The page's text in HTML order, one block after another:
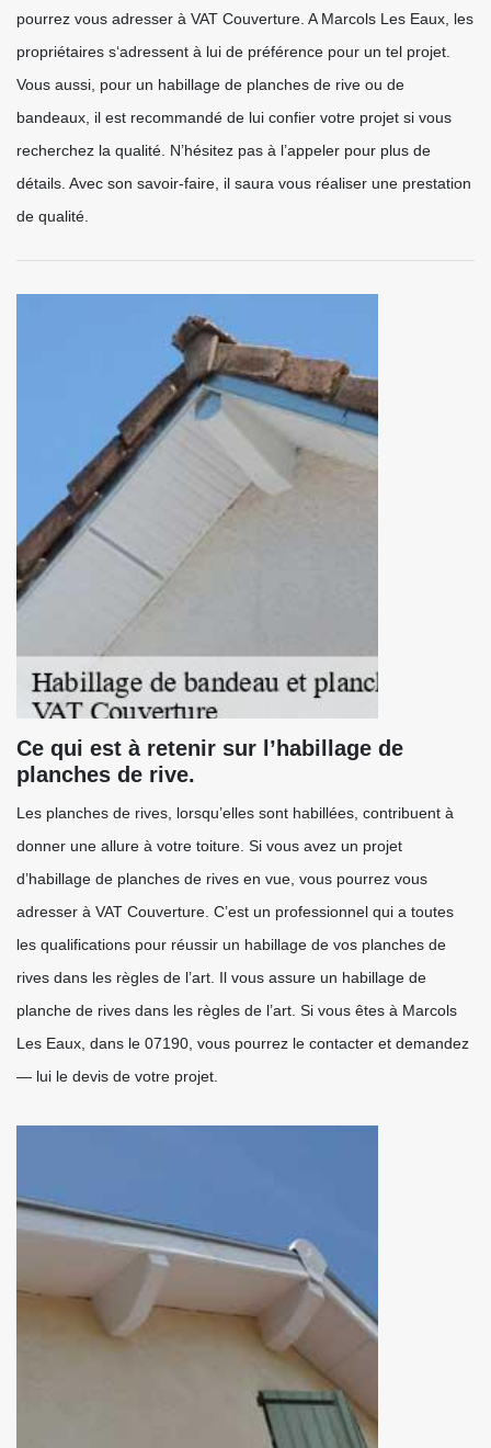
pourrez vous adresser à VAT Couverture. A Marcols Les Eaux, les
propriétaires s‘adressent à lui de préférence pour un tel projet.
Vous aussi, pour un habillage de planches de rive ou de
bandeaux, il est recommandé de lui confier votre projet si vous
recherchez la qualité. N’hésitez pas à l’appeler pour plus de
détails. Avec son savoir-faire, il saura vous réaliser une prestation
de qualité.
Ce qui est à retenir sur l’habillage de
planches de rive.
Les planches de rives, lorsqu’elles sont habillées, contribuent à
donner une allure à votre toiture. Si vous avez un projet
d’habillage de planches de rives en vue, vous pourrez vous
adresser à VAT Couverture. C’est un professionnel qui a toutes
les qualifications pour réussir un habillage de vos planches de
rives dans les règles de l’art. Il vous assure un habillage de
planche de rives dans les règles de l’art. Si vous êtes à Marcols
Les Eaux, dans le 07190, vous pourrez le contacter et demandez
— lui le devis de votre projet.